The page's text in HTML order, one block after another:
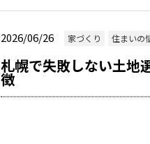
2026/06/26 家づくり 住まいの
札幌で失敗しない土地
徴